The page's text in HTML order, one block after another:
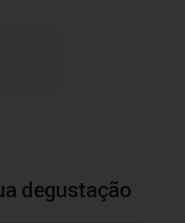
degustação